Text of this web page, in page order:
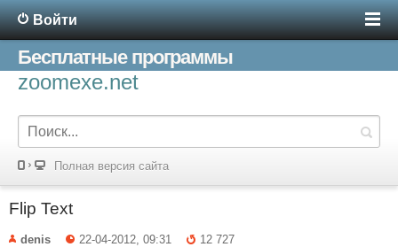
Войти
Бесплатные программы
zoomexe.net
Полная версия сайта
Flip Text
denis 22-04-2012, 09:31
12 727